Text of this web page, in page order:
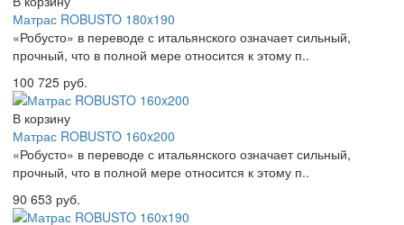
Матрас ROBUSTO 180x190
«Робусто» в переводе с итальянского означает сильный,
прочный, что в полной мере относится к этому п..
100 725 руб.
В корзину
Матрас ROBUSTO 160x200
«Робусто» в переводе с итальянского означает сильный,
прочный, что в полной мере относится к этому п..
90 653 руб.